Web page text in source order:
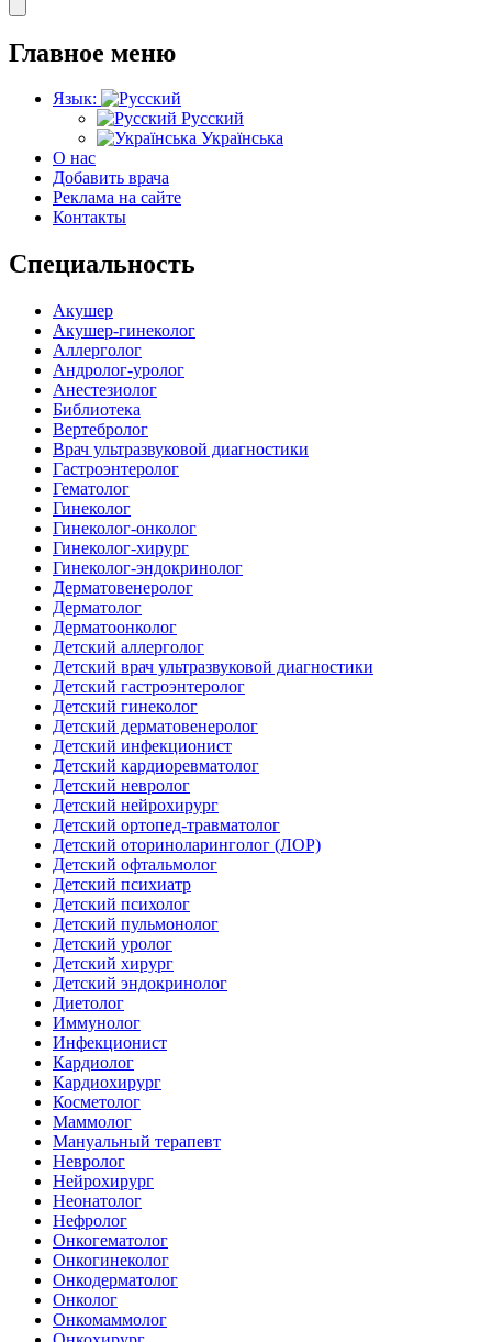
Главное меню
Язык:
Русский
Українська
О нас
Добавить врача
Реклама на сайте
Контакты
Специальность
Акушер
Акушер-гинеколог
Аллерголог
Андролог-уролог
Анестезиолог
Библиотека
Вертебролог
Врач ультразвуковой диагностики
Гастроэнтеролог
Гематолог
Гинеколог
Гинеколог-онколог
Гинеколог-хирург
Гинеколог-эндокринолог
Дерматовенеролог
Дерматолог
Дерматоонколог
Детский аллерголог
Детский врач ультразвуковой диагностики
Детский гастроэнтеролог
Детский гинеколог
Детский дерматовенеролог
Детский инфекционист
Детский кардиоревматолог
Детский невролог
Детский нейрохирург
Детский ортопед-травматолог
Детский оториноларинголог (ЛОР)
Детский офтальмолог
Детский психиатр
Детский психолог
Детский пульмонолог
Детский уролог
Детский хирург
Детский эндокринолог
Диетолог
Иммунолог
Инфекционист
Кардиолог
Кардиохирург
Косметолог
Маммолог
Мануальный терапевт
Невролог
Нейрохирург
Неонатолог
Нефролог
Онкогематолог
Онкогинеколог
Онкодерматолог
Онколог
Онкомаммолог